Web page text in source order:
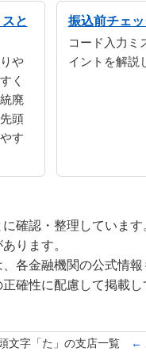
と
や
く
廃
頭
す
振込前チェッ
コード入力ミ
イントを解説
確認・整理していま
ります。
各金融機関の公式情報
確性に配慮して掲載し
文字「た」の支店一覧 ←